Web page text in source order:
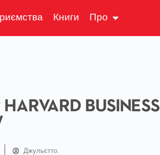
Книги Про
Harvard Business
Джульєтто.